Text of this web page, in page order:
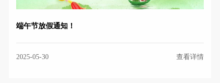
端午节放假通知！
2025-05-30 查看详情